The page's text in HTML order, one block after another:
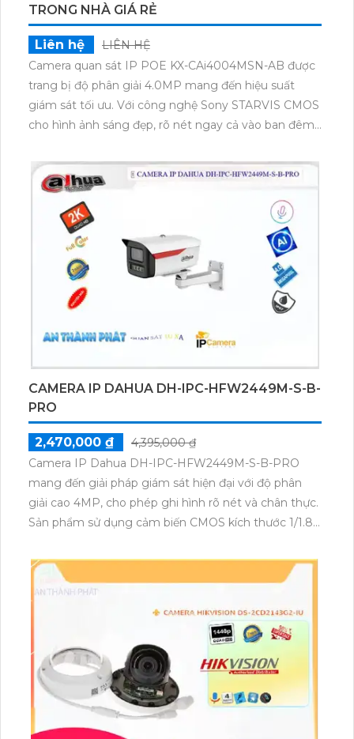
TRONG NHÀ GIÁ RẺ
Liên hệ
LIÊN HỆ
Camera quan sát IP POE KX-CAi4004MSN-AB được
trang bị độ phân giải 4.0MP mang đến hiệu suất
giám sát tối ưu. Với công nghệ Sony STARVIS CMOS
cho hình ảnh sáng đẹp, rõ nét ngay cả vào ban đêm
các công trình cao cấp.Camera an ninh POE KX-
CAi4004MSN-AB sử dụng công nghệ hồng ngoại
40m ban đêm và chống nhập phạm. Độ phân giải
4.0 MP, thiết kế IP POE, chuyên dụng cho cửa hàng.
Lưu dữ liệu trên thẻ nhớ Micro SD, tiết kiệm điện
CAMERA IP DAHUA DH-IPC-HFW2449M-S-B-
PRO
2,470,000 ₫
4,395,000 ₫
Camera IP Dahua DH-IPC-HFW2449M-S-B-PRO
mang đến giải pháp giám sát hiện đại với độ phân
giải cao 4MP, cho phép ghi hình rõ nét và chân thực.
Sản phẩm sử dụng cảm biến CMOS kích thước 1/1.8”,
nhờ công nghệ Starlight với độ nhạy sáng cực thấp
chỉ 0.0005 lux. Tích hợp nhiều tính năng thông minh
như phát hiện chuyển động, phân tích video và khả
năng tìm kiếm nhanh sự kiện, camera này là sự lựa
chọn tối ưu cho mọi không gian, từ gia đình đến
doanh nghiệp. Hiện sản phẩm đang có sẵn tại An
Thành Phát với mức giá cực kỳ cạnh tranh.